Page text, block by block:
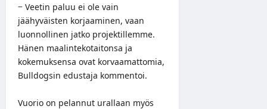
− Veetin paluu ei ole vain
jäähyväisten korjaaminen, vaan
luonnollinen jatko projektillemme.
Hänen maalintekotaitonsa ja
kokemuksensa ovat korvaamattomia,
Bulldogsin edustaja kommentoi.
Vuorio on pelannut urallaan myös